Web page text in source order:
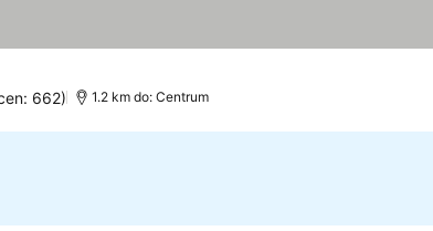
662) 1.2 km do: Centrum